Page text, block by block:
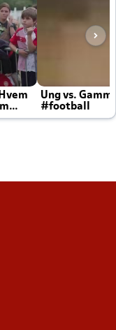
Ung vs.
#football